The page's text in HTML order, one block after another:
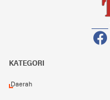
KATEGORI
Daerah